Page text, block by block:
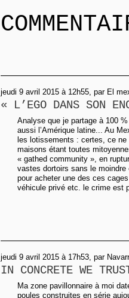
jeudi 9 avril 2015 à 12h55, par El
« L’EGO DANS SON
Analyse que je partage à 100
aussi l’Amérique latine... Au
les lotissements : certes, ce
maisons étant toutes
« gathed community », en
vastes dortoirs sans le moindre
pour acheter une des ces
véhicule privé etc. le crime est
jeudi 9 avril 2015 à 17h53, par
IN CONCRETE WE
Ma zone pavillonnaire à moi
poules construites en série